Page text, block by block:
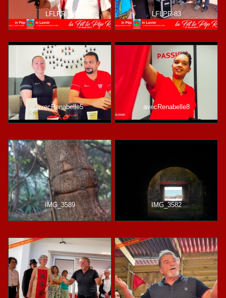
LFLPR-29 LFLPR-83
avecRenabelle5 avecRenabelle8
IMG_3589 IMG_3582